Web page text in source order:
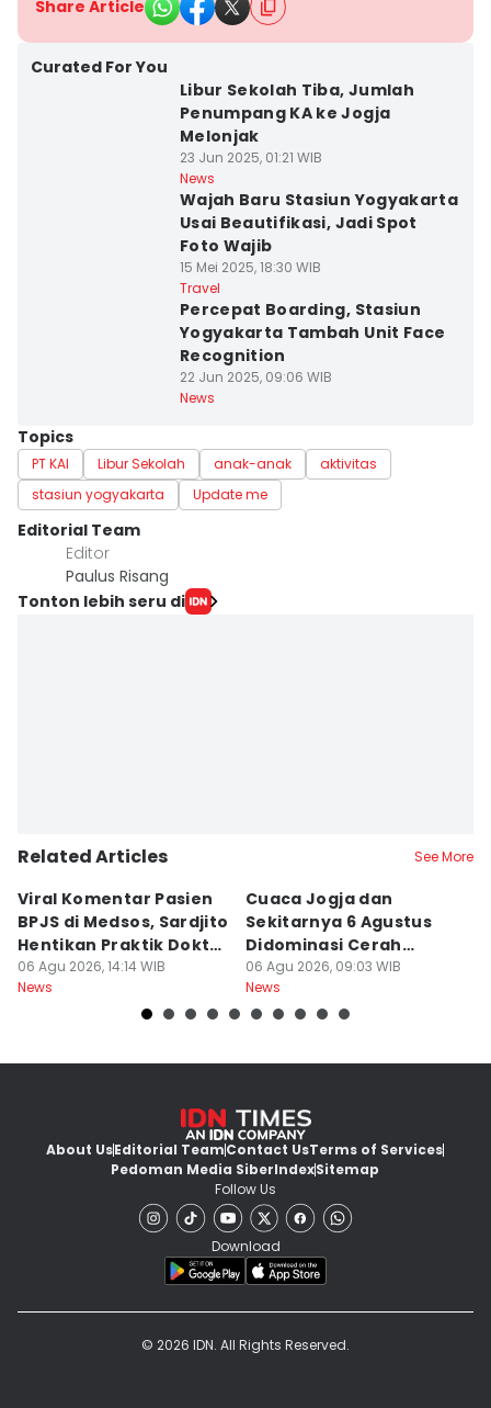
Share Article
Curated For You
Libur Sekolah Tiba, Jumlah
Penumpang KA ke Jogja
Melonjak
23 Jun 2025, 01:21 WIB
News
Wajah Baru Stasiun Yogyakarta
Usai Beautifikasi, Jadi Spot
Foto Wajib
15 Mei 2025, 18:30 WIB
Travel
Percepat Boarding, Stasiun
Yogyakarta Tambah Unit Face
Recognition
22 Jun 2025, 09:06 WIB
News
Topics
PT KAI Libur Sekolah anak-anak
aktivitas
stasiun yogyakarta
Update me
Editorial Team
Editor
Paulus Risang
Tonton lebih seru di
Related Articles See More
Viral Komentar Pasien
BPJS di Medsos, Sardjito
Hentikan Praktik Dokter
PPDS
06 Agu 2026, 14:14 WIB
News
Cuaca Jogja dan
Sekitarnya 6 Agustus
Didominasi Cerah
Berawan
06 Agu 2026, 09:03 WIB
News
About UsEditorial TeamContact UsTerms of Services
Pedoman Media SiberIndexSitemap
Follow Us
Download
© 2026 IDN. All Rights Reserved.